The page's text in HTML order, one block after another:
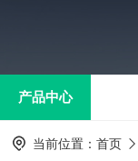
产品中心
当前位置： 首页